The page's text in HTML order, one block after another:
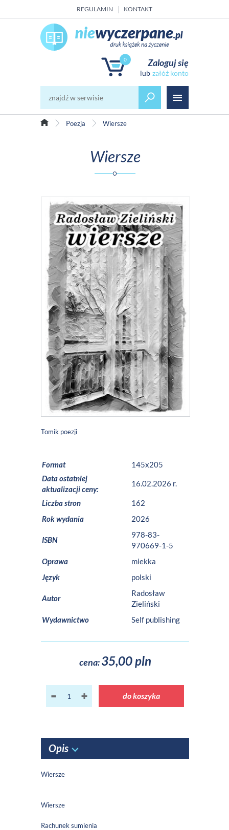
REGULAMIN KONTAKT
0 Zaloguj się
załóż konto
Poezja Wiersze
Wiersze
Tomik poezji
Format
145x205
Data ostatniej
aktualizacji ceny:
16.02.2026 r.
Liczba stron
162
Rok wydania
2026
ISBN
978-83-
970669-1-5
Oprawa
miekka
Język
polski
Autor
Radosław
Zieliński
Wydawnictwo
Self publishing
cena:35,00 pln
do koszyka
Opis
Wiersze
Wiersze
Rachunek sumienia